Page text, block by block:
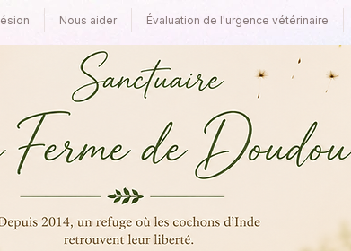
Nous aider Évaluation de l'urgence vétérinaire